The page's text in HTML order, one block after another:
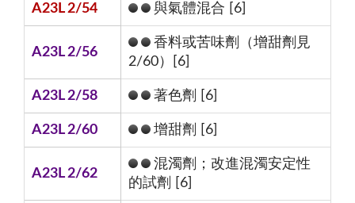
A23L 2/54 與氣體混合 [6]
A23L 2/56
香料或苦味劑（增甜劑見
2/60）[6]
A23L 2/58 著色劑 [6]
A23L 2/60 增甜劑 [6]
A23L 2/62
混濁劑；改進混濁安定性
的試劑 [6]